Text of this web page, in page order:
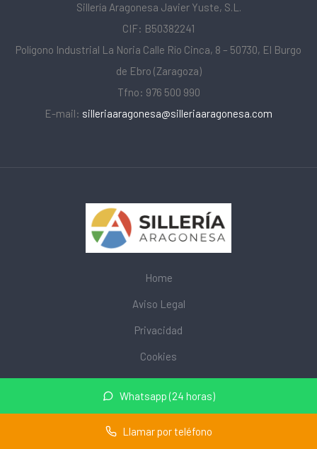
Whatsapp (24 horas)
Llamar por teléfono
Sillería Aragonesa Javier Yuste, S.L.
CIF: B50382241
Polígono Industrial La Noria Calle Río Cinca, 8 – 50730, El Burgo
de Ebro (Zaragoza)
Tfno: 976 500 990
E-mail: silleriaaragonesa@silleriaaragonesa.com
Home
Aviso Legal
Privacidad
Cookies
© 2026 mobiliarioescolar.site · Web de mobiliario escolar cerca